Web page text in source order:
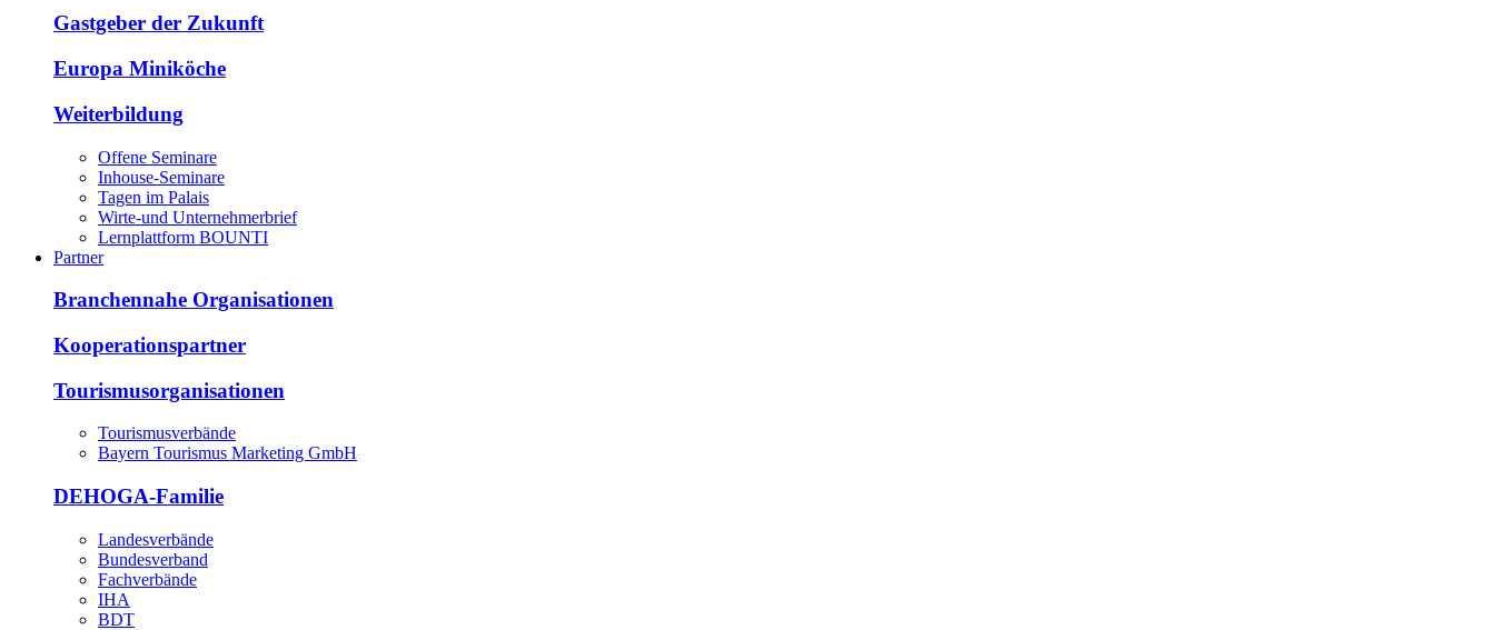
Gastgeber der Zukunft
Europa Miniköche
Weiterbildung
Offene Seminare
Inhouse-Seminare
Tagen im Palais
Wirte-und Unternehmerbrief
Lernplattform BOUNTI
Partner
Branchennahe Organisationen
Kooperationspartner
Tourismusorganisationen
Tourismusverbände
Bayern Tourismus Marketing GmbH
DEHOGA-Familie
Landesverbände
Bundesverband
Fachverbände
IHA
BDT